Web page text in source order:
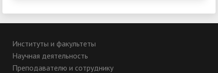
Институты и факультеты
Научная деятельность
Преподавателю и сотруднику